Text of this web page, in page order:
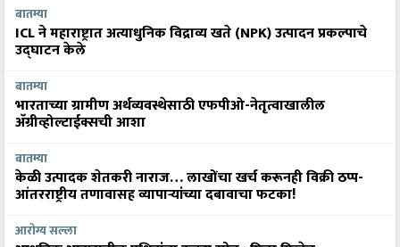
बातम्या
ICL ने महाराष्ट्रात अत्याधुनिक विद्राव्य खते (NPK) उत्पादन प्रकल्पाचे
उद्घाटन केले
बातम्या
भारताच्या ग्रामीण अर्थव्यवस्थेसाठी एफपीओ-नेतृत्वाखालील
अ‍ॅग्रीव्होल्टाईक्सची आशा
बातम्या
केळी उत्पादक शेतकरी नाराज… लाखोंचा खर्च करूनही विक्री ठप्प-
आंतरराष्ट्रीय तणावासह व्यापाऱ्यांच्या दबावाचा फटका!
आरोग्य सल्ला